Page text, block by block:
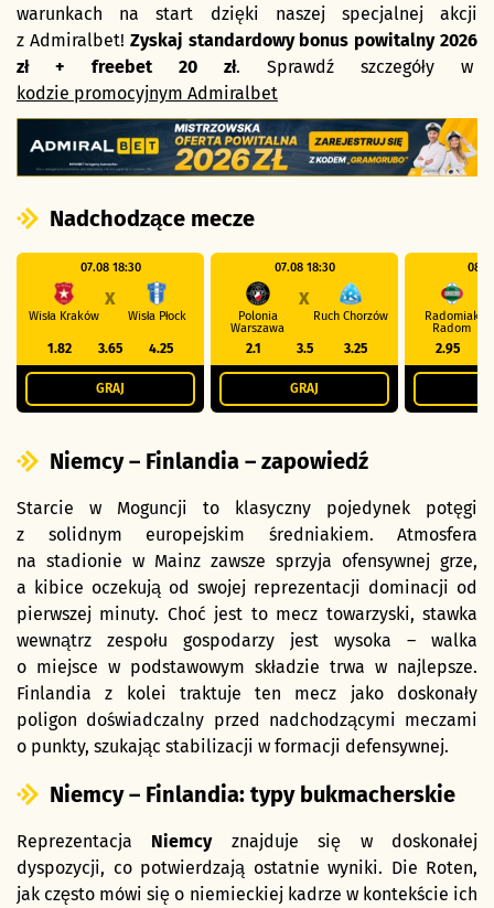
warunkach na start dzięki naszej specjalnej akcji
z Admiralbet! Zyskaj standardowy bonus powitalny 2026
zł + freebet 20 zł. Sprawdź szczegóły w
kodzie promocyjnym Admiralbet
Nadchodzące mecze
07.08 18:30
Wisła Kraków
X
Wisła Płock
1.82 3.65 4.25
GRAJ
07.08 18:30
Polonia
Warszawa
X
Ruch Chorzów
2.1 3.5 3.25
GRAJ
Radomiak
Radom
2.95
Niemcy – Finlandia – zapowiedź
Starcie w Moguncji to klasyczny pojedynek potęgi
z solidnym europejskim średniakiem. Atmosfera
na stadionie w Mainz zawsze sprzyja ofensywnej grze,
a kibice oczekują od swojej reprezentacji dominacji od
pierwszej minuty. Choć jest to mecz towarzyski, stawka
wewnątrz zespołu gospodarzy jest wysoka – walka
o miejsce w podstawowym składzie trwa w najlepsze.
Finlandia z kolei traktuje ten mecz jako doskonały
poligon doświadczalny przed nadchodzącymi meczami
o punkty, szukając stabilizacji w formacji defensywnej.
Niemcy – Finlandia: typy bukmacherskie
Reprezentacja Niemcyznajduje się w doskonałej
dyspozycji, co potwierdzają ostatnie wyniki. Die Roten,
jak często mówi się o niemieckiej kadrze w kontekście ich